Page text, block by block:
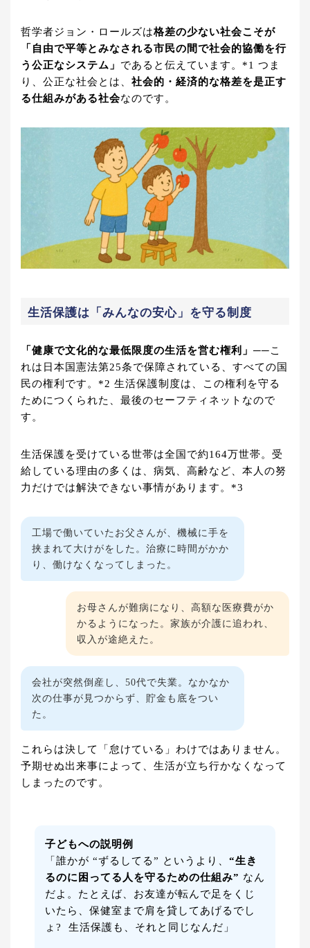
哲学者ジョン・ロールズは格差の少ない社会こそが
「自由で平等とみなされる市民の間で社会的協働を行
う公正なシステム」 であると伝えています。*1 つま
り、公正な社会とは、 社会的・経済的な格差を是正す
る仕組みがある社会なのです。
生活保護は「みんなの安心」を守る制度
「健康で文化的な最低限度の生活を営む権利」 ──こ
れは日本国憲法第25条で保障されている、すべての国
民の権利です。*2 生活保護制度は、この権利を守る
ためにつくられた、最後のセーフティネットなので
す。
生活保護を受けている世帯は全国で約164万世帯。受
給している理由の多くは、病気、高齢など、本人の努
力だけでは解決できない事情があります。*3
工場で働いていたお父さんが、機械に手を
挟まれて大けがをした。治療に時間がかか
り、働けなくなってしまった。
お母さんが難病になり、高額な医療費がか
かるようになった。家族が介護に追われ、
収入が途絶えた。
会社が突然倒産し、50代で失業。なかなか
次の仕事が見つからず、貯金も底をつい
た。
これらは決して「怠けている」わけではありません。
予期せぬ出来事によって、生活が立ち行かなくなって
しまったのです。
子どもへの説明例
「誰かが “ずるしてる” というより、 “生き
るのに困ってる人を守るための仕組み” なん
だよ。たとえば、お友達が転んで足をくじ
いたら、保健室まで肩を貸してあげるでし
ょ? 生活保護も、それと同じなんだ」